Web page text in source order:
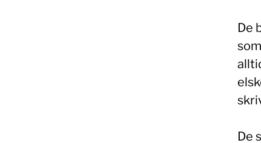
De
De